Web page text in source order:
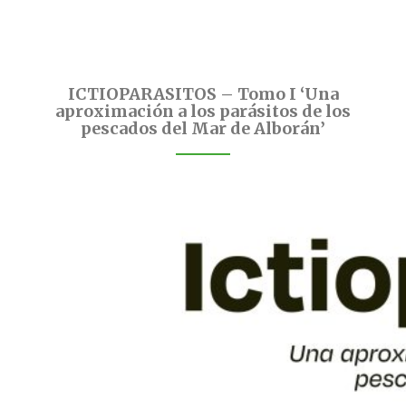
ICTIOPARASITOS – Tomo I ‘Una
aproximación a los parásitos de los
pescados del Mar de Alborán’